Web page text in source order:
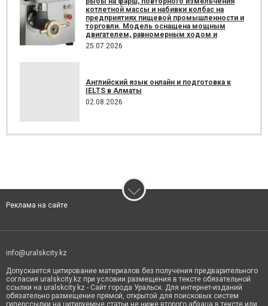
котлетной массы и набивки колбас на
предприятиях пищевой промышленности и
торговли. Модель оснащена мощным
двигателем, равномерным ходом и
25.07.2026
Английский язык онлайн и подготовка к
IELTS в Алматы
02.08.2026
Реклама на сайте
info@uralskcity.kz
Допускается цитирование материалов без получения предварительного
согласия uralskcity.kz при условии размещения в тексте обязательной
ссылки на uralskcity.kz - Сайт города Уральск. Для интернет-изданий
обязательно размещение прямой, открытой для поисковых систем
гиперссылки на цитируемые статьи не ниже второго абзаца в тексте или